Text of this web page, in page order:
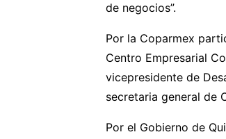
de negocios”.
Por la Coparmex
Centro Empresarial
vicepresidente de
secretaria general de
Por el Gobierno de